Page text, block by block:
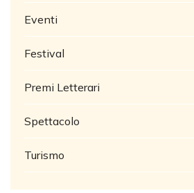
Eventi
Festival
Premi Letterari
Spettacolo
Turismo